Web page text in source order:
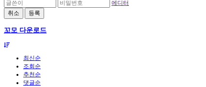
에디터
취소
등록
꼬모 다운로드
최신순
조회순
추천순
댓글순